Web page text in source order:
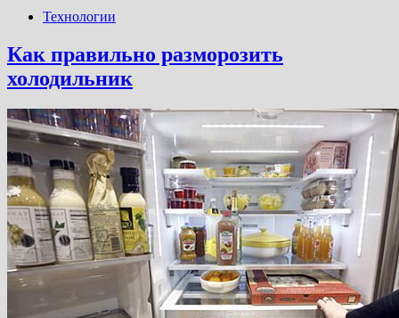
Технологии
Как правильно разморозить
холодильник